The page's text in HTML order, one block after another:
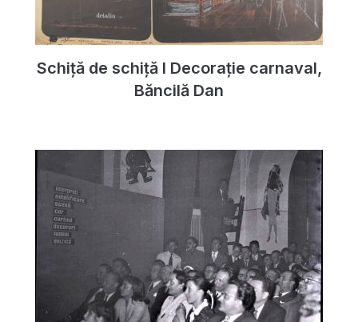
Schiță de schiță I Decorație carnaval,
Băncilă Dan